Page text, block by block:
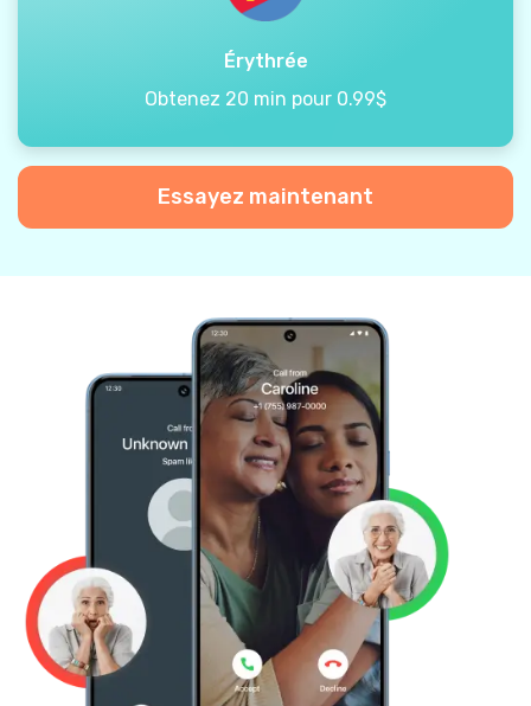
Érythrée
Obtenez 20 min pour 0.99$
Essayez maintenant